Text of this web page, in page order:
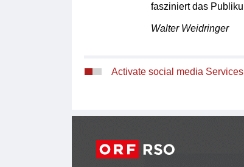
fasziniert das
Walter Weidringer
Activate social media Services